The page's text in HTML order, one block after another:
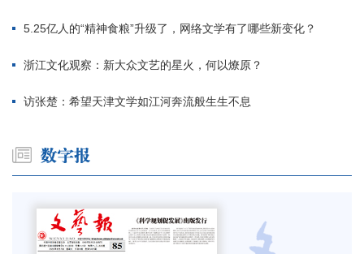
5.25亿人的“精神食粮”升级了，网络文学有了哪些新变化？
浙江文化观察：新大众文艺的星火，何以燎原？
访张楚：希望天津文学如江河奔流般生生不息